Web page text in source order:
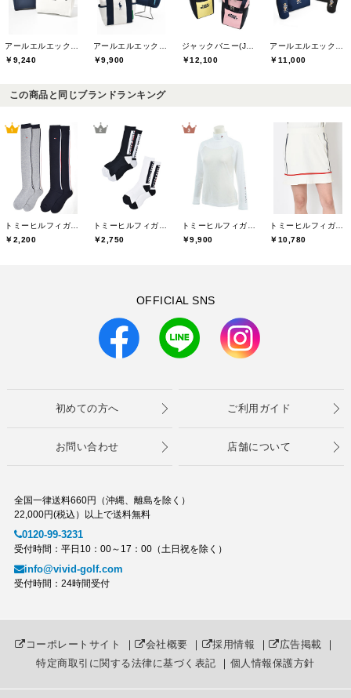
￥9,240
￥9,900
￥12,100
￥11,000
この商品と同じブランドランキング
￥2,200
￥2,750
￥9,900
￥10,780
OFFICIAL SNS
初めての方へ ご利用ガイド
お問い合わせ 店舗について
全国一律送料660円（沖縄、離島を除く）
22,000円(税込）以上で送料無料
0120-99-3231
受付時間：平日10：00～17：00（土日祝を除く）
info@vivid-golf.com
受付時間：24時間受付
コーポレートサイト ｜ 会社概要 ｜ 採用情報 ｜ 広告掲載 ｜
特定商取引に関する法律に基づく表記 ｜ 個人情報保護方針